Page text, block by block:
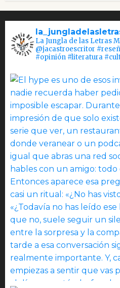
La Jungla de las Letras
@jacastroescritor
#opinión #literatura